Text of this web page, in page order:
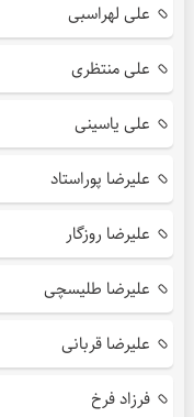
علی لهراسبی
علی منتظری
علی یاسینی
علیرضا پوراستاد
علیرضا روزگار
علیرضا طلیسچی
علیرضا قربانی
فرزاد فرخ